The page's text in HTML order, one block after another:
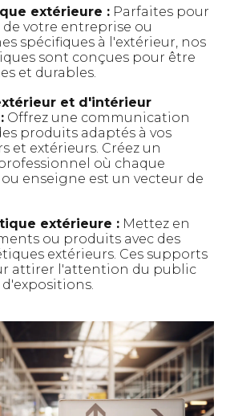
extérieure : Parfaites pour
votre entreprise ou
spécifiques à l'extérieur, nos
sont conçues pour être
et durables.
et d'intérieur
Offrez une communication
produits adaptés à vos
et extérieurs. Créez un
où chaque
enseigne est un vecteur de
extérieure : Mettez en
ou produits avec des
extérieurs. Ces supports
attirer l'attention du public
d'expositions.